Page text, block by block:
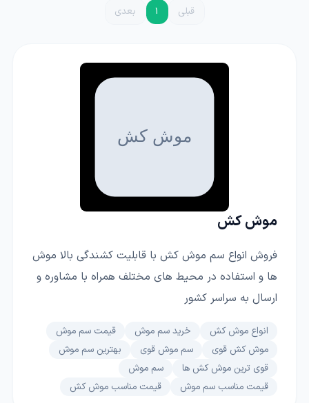
قبلی 1 بعدی
موش کش
فروش انواع سم موش کش با قابلیت کشندگی بالا موش
ها و استفاده در محیط های مختلف همراه با مشاوره و
ارسال به سراسر کشور
انواع موش کش خرید سم موش
قیمت سم موش
موش کش قوی
سم موش قوی
بهترین سم موش
قوی ترین موش کش ها
سم موش
قیمت مناسب سم موش
قیمت مناسب موش کش